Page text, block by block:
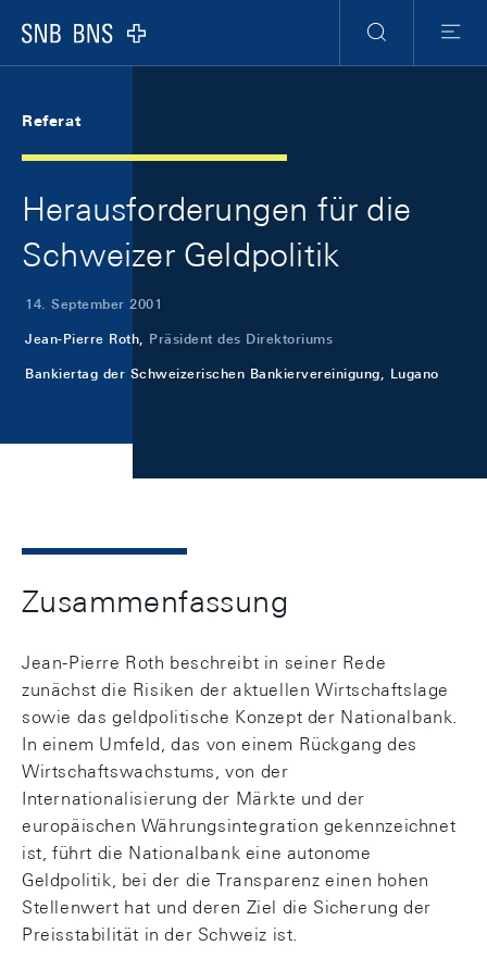
Logo
Suche
Menu
Referat
Herausforderungen für die
Schweizer Geldpolitik
14. September 2001
Jean-Pierre Roth, Präsident des Direktoriums
Bankiertag der Schweizerischen Bankiervereinigung, Lugano
Zusammenfassung
Jean-Pierre Roth beschreibt in seiner Rede
zunächst die Risiken der aktuellen Wirtschaftslage
sowie das geldpolitische Konzept der Nationalbank.
In einem Umfeld, das von einem Rückgang des
Wirtschaftswachstums, von der
Internationalisierung der Märkte und der
europäischen Währungsintegration gekennzeichnet
ist, führt die Nationalbank eine autonome
Geldpolitik, bei der die Transparenz einen hohen
Stellenwert hat und deren Ziel die Sicherung der
Preisstabilität in der Schweiz ist.